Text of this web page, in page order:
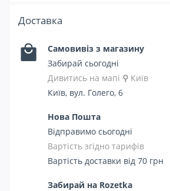
Доставка
Самовивіз з магазину
Забирай сьогодні
Дивитись на мапі ⚲ Київ
Київ, вул. Голего, 6
Нова Пошта
Відправимо сьогодні
Вартість згідно тарифів
Вартість доставки від 70 грн
Забирай на Rozetka